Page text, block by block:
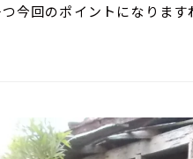
今回のポイントになります